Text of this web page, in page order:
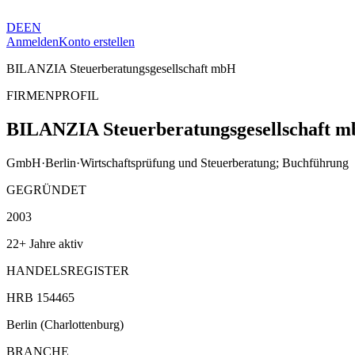
DEEN
AnmeldenKonto erstellen
BILANZIA Steuerberatungsgesellschaft mbH
FIRMENPROFIL
BILANZIA Steuerberatungsgesellschaft
GmbH·Berlin·Wirtschaftsprüfung und Steuerberatung; Buchführung
GEGRÜNDET
2003
22+ Jahre aktiv
HANDELSREGISTER
HRB 154465
Berlin (Charlottenburg)
BRANCHE